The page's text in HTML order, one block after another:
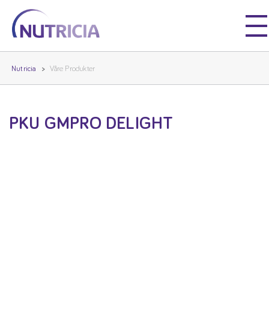
Nutricia
Nutricia
Nutricia Våre Produkter
PKU GMPRO DELIGHT